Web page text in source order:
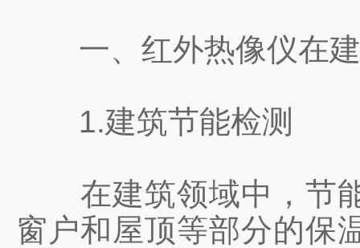
一、红外热像仪在建
1.建筑节能检测
在建筑领域中，节能
窗户和屋顶等部分的保